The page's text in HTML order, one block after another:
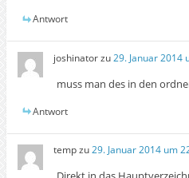
Antwort
joshinatorzu29. Januar 2014
muss man des in den
Antwort
tempzu29. Januar 2014 um